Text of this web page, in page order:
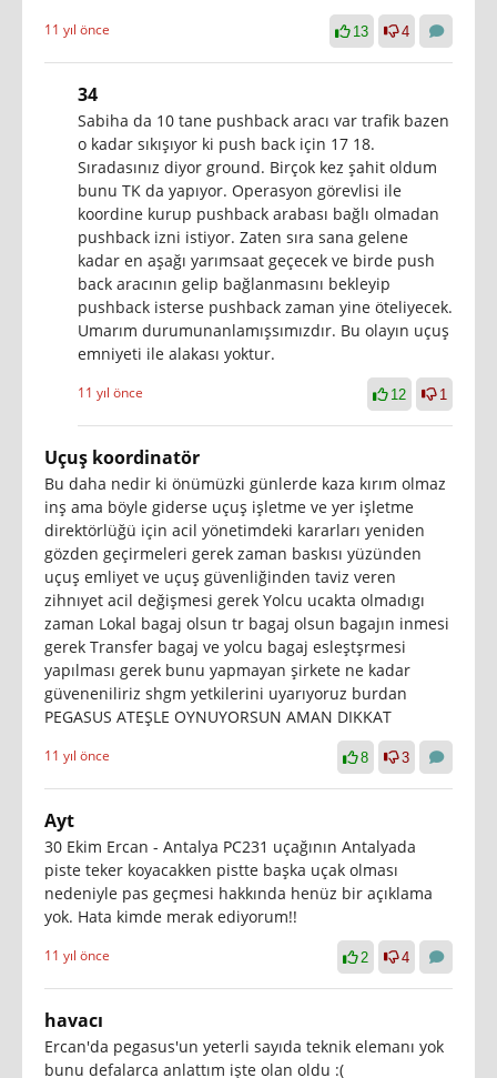
11 yıl önce 13 4
34
Sabiha da 10 tane pushback aracı var trafik bazen
o kadar sıkışıyor ki push back için 17 18.
Sıradasınız diyor ground. Birçok kez şahit oldum
bunu TK da yapıyor. Operasyon görevlisi ile
koordine kurup pushback arabası bağlı olmadan
pushback izni istiyor. Zaten sıra sana gelene
kadar en aşağı yarımsaat geçecek ve birde push
back aracının gelip bağlanmasını bekleyip
pushback isterse pushback zaman yine öteliyecek.
Umarım durumunanlamışsımızdır. Bu olayın uçuş
emniyeti ile alakası yoktur.
11 yıl önce 12 1
Uçuş koordinatör
Bu daha nedir ki önümüzki günlerde kaza kırım olmaz
inş ama böyle giderse uçuş işletme ve yer işletme
direktörlüğü için acil yönetimdeki kararları yeniden
gözden geçirmeleri gerek zaman baskısı yüzünden
uçuş emliyet ve uçuş güvenliğinden taviz veren
zihnıyet acil değişmesi gerek Yolcu ucakta olmadıgı
zaman Lokal bagaj olsun tr bagaj olsun bagajın inmesi
gerek Transfer bagaj ve yolcu bagaj esleştşrmesi
yapılması gerek bunu yapmayan şirkete ne kadar
güveneniliriz shgm yetkilerini uyarıyoruz burdan
PEGASUS ATEŞLE OYNUYORSUN AMAN DIKKAT
11 yıl önce 8 3
Ayt
30 Ekim Ercan - Antalya PC231 uçağının Antalyada
piste teker koyacakken pistte başka uçak olması
nedeniyle pas geçmesi hakkında henüz bir açıklama
yok. Hata kimde merak ediyorum!!
11 yıl önce 2 4
havacı
Ercan'da pegasus'un yeterli sayıda teknik elemanı yok
bunu defalarca anlattım işte olan oldu :(